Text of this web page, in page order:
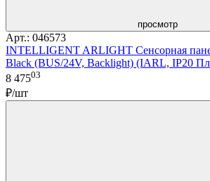
просмотр
Арт.: 046573
INTELLIGENT ARLIGHT Сенсорная
Black (BUS/24V, Backlight) (IARL, IP20
8 47503
₽/шт